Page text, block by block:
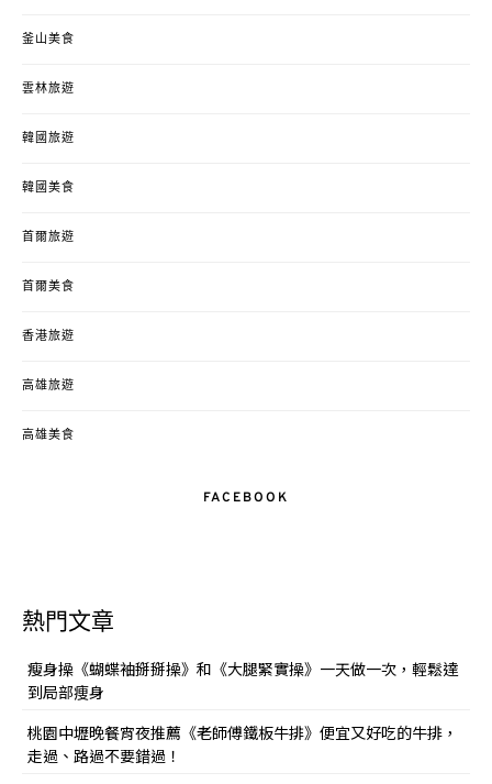
釜山美食
雲林旅遊
韓國旅遊
韓國美食
首爾旅遊
首爾美食
香港旅遊
高雄旅遊
高雄美食
FACEBOOK
熱門文章
瘦身操《蝴蝶袖掰掰操》和《大腿緊實操》一天做一次，輕鬆達
到局部痩身
桃園中壢晚餐宵夜推薦《老師傅鐵板牛排》便宜又好吃的牛排，
走過、路過不要錯過！